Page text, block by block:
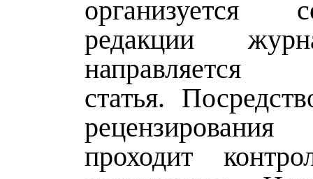
организуется
редакции
направляется
статья.
проходит